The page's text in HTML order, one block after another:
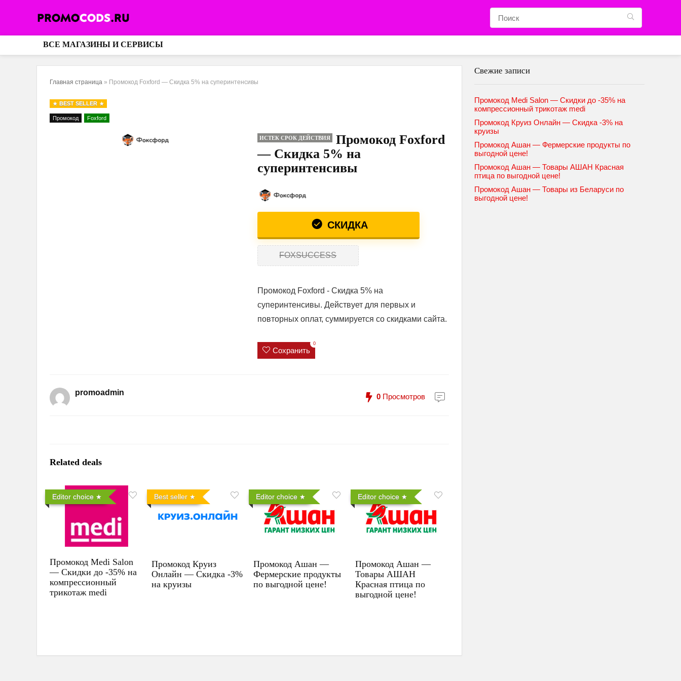
ВСЕ МАГАЗИНЫ И СЕРВИСЫ
Главная страница » Промокод Foxford — Скидка 5% на суперинтенсивы
BEST SELLER
Промокод Foxford
ИСТЕК СРОК ДЕЙСТВИЯ
Промокод Foxford
— Скидка 5% на
суперинтенсивы
СКИДКА
FOXSUCCESS
Промокод Foxford - Скидка 5% на
суперинтенсивы. Действует для первых и
повторных оплат, суммируется со скидками сайта.
Сохранить
0
promoadmin 0 Просмотров
Related deals
Editor choice
Промокод Medi Salon
— Скидки до -35% на
компрессионный
трикотаж medi
Best seller
Промокод Круиз
Онлайн — Скидка -3%
на круизы
Editor choice
Промокод Ашан —
Фермерские продукты
по выгодной цене!
Editor choice
Промокод Ашан —
Товары АШАН
Красная птица по
выгодной цене!
Свежие записи
Промокод Medi Salon — Скидки до -35% на
компрессионный трикотаж medi
Промокод Круиз Онлайн — Скидка -3% на
круизы
Промокод Ашан — Фермерские продукты по
выгодной цене!
Промокод Ашан — Товары АШАН Красная
птица по выгодной цене!
Промокод Ашан — Товары из Беларуси по
выгодной цене!